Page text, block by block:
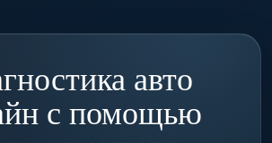
авто
с помощью